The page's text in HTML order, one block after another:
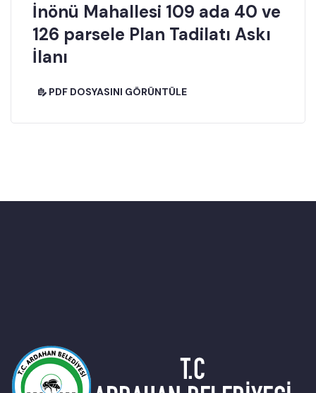
İnönü Mahallesi 109 ada 40 ve
126 parsele Plan Tadilatı Askı
İlanı
PDF DOSYASINI GÖRÜNTÜLE